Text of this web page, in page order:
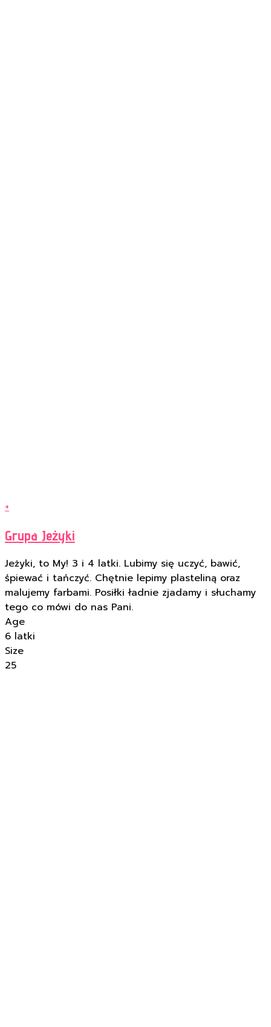
+
Grupa Jeżyki
Jeżyki, to My! 3 i 4 latki. Lubimy się uczyć, bawić,
śpiewać i tańczyć. Chętnie lepimy plasteliną oraz
malujemy farbami. Posiłki ładnie zjadamy i słuchamy
tego co mówi do nas Pani.
Age
6 latki
Size
25